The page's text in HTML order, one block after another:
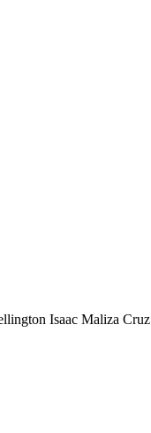
Isaac Maliza Cruz